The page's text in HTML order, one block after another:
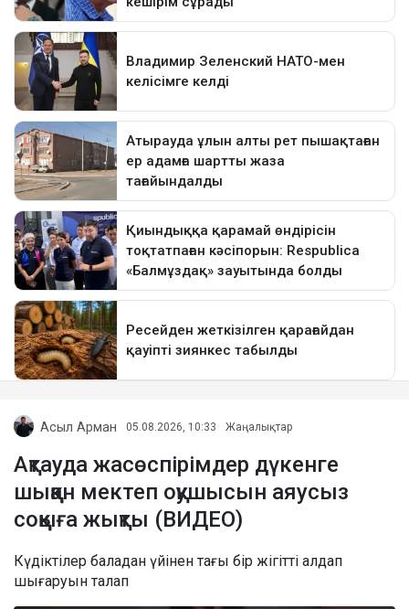
Асыл Арман 05.08.2026, 10:33 Жаңалықтар
Ақтауда жасөспірімдер дүкенге
шыққан мектеп оқушысын аяусыз
соққыға жықты (ВИДЕО)
Күдіктілер баладан үйінен тағы бір жігітті алдап
шығаруын талап